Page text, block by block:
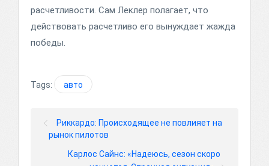
расчетливости. Сам Леклер полагает, что
действовать расчетливо его вынуждает жажда
победы.
Tags: авто
Риккардо: Происходящее не повлияет на
рынок пилотов
Карлос Сайнс: «Надеюсь, сезон скоро